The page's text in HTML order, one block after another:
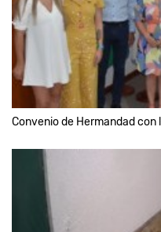
Convenio de Hermandad con